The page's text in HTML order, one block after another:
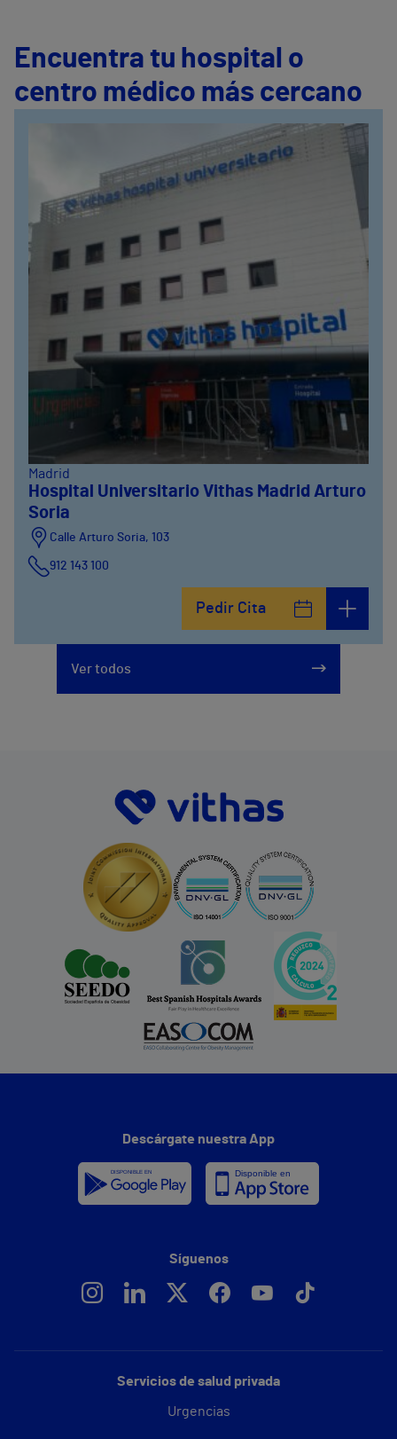
Encuentra tu hospital o
centro médico más cercano
Madrid
Hospital Universitario Vithas Madrid Arturo
Soria
Calle Arturo Soria, 103
912 143 100
Pedir Cita
Ver todos
Servicios de salud privada
Urgencias
Descárgate nuestra App
Síguenos